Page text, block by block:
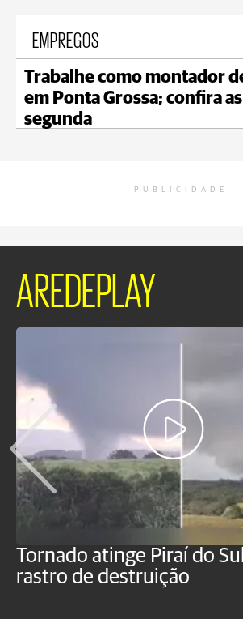
EMPREGOS
Trabalhe como montador
em Ponta Grossa; confira
segunda
PUBLICIDADE
AREDEPLAY
Tornado atinge Piraí do
rastro de destruição